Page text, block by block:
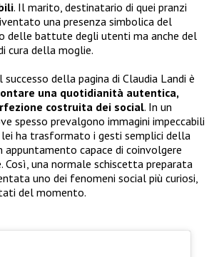
. Il marito, destinatario di quei pranzi
una presenza simbolica del
delle battute degli utenti ma anche del
cura della moglie.
della pagina di Claudia Landi è
una quotidianità autentica,
costruita dei social. In un
spesso prevalgono immagini impeccabili
ha trasformato i gesti semplici della
appuntamento capace di coinvolgere
Così, una normale schiscetta preparata
uno dei fenomeni social più curiosi,
del momento.